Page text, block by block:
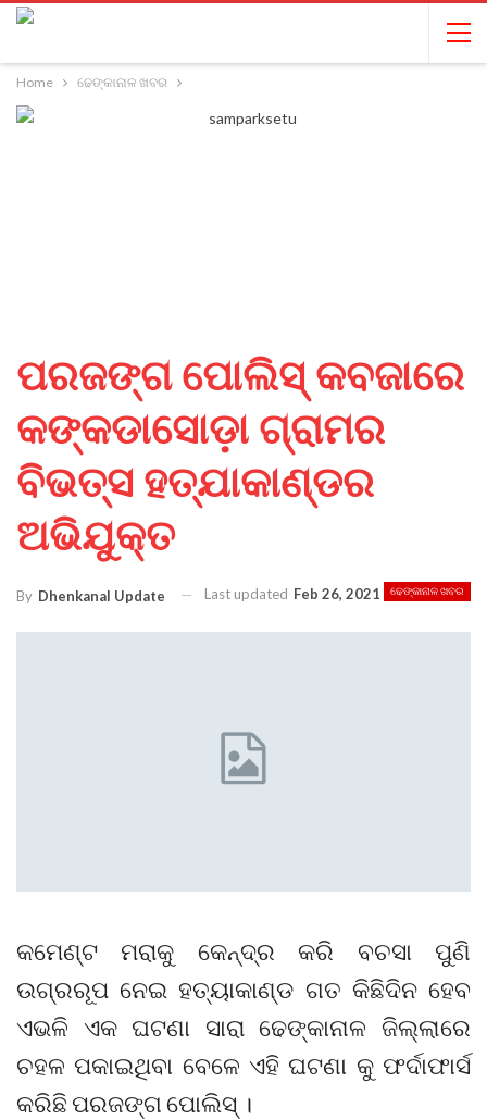
Home ଢେଙ୍କାନାଳ ଖବର
ପରଜଙ୍ଗ ପୋଲିସ୍ କବଜାରେ
କଙ୍କଡାସୋଡ଼ା ଗ୍ରାମର
ବିଭତ୍ସ ହତ୍ଯାକାଣ୍ଡର
ଅଭିଯୁକ୍ତ
ଢେଙ୍କାନାଳ ଖବର
By Dhenkanal Update Last updated Feb 26, 2021
କମେଣ୍ଟ ମରାକୁ କେନ୍ଦ୍ର କରି ବଚସା ପୁଣି
ଉଗ୍ରରୂପ ନେଇ ହତ୍ୟାକାଣ୍ଡ ଗତ କିଛିଦିନ ହେବ
ଏଭଳି ଏକ ଘଟଣା ସାରା ଢେଙ୍କାନାଳ ଜିଲ୍ଲାରେ
ଚହଳ ପକାଇଥିବା ବେଳେ ଏହି ଘଟଣା କୁ ଫର୍ଦାଫାର୍ସ
କରିଛି ପରଜଙ୍ଗ ପୋଲିସ୍ ।